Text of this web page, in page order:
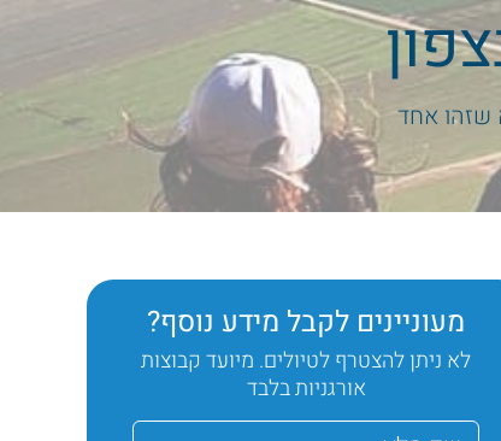
שזהו אחד
מעוניינים לקבל מידע נוסף?
לא ניתן להצטרף לטיולים. מיועד קבוצות
אורגניות בלבד